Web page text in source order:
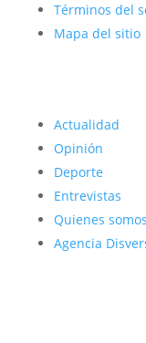
Términos del
Mapa del sitio
Actualidad
Opinión
Deporte
Entrevistas
Quienes somos
Agencia